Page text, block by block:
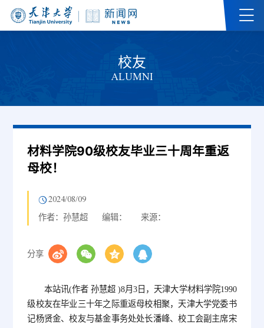
校友
ALUMNI
材料学院90级校友毕业三十周年重返
母校！
2024/08/09
作者：孙慧超 编辑： 来源：
分享
本站讯(作者 孙慧超 )8月3日，天津大学材料学院1990
级校友在毕业三十年之际重返母校相聚，天津大学党委书
记杨贤金、校友与基金事务处处长潘峰、校工会副主席宋